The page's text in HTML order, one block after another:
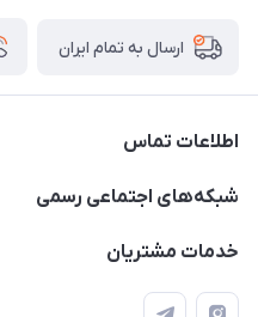
ارسال به تمام ایران
اطلاعات تماس
15 13 222 0900
شبکه‌های اجتماعی رسمی
کانال آپارات
خدمات مشتریان
درخواست پشتیبانی جدید